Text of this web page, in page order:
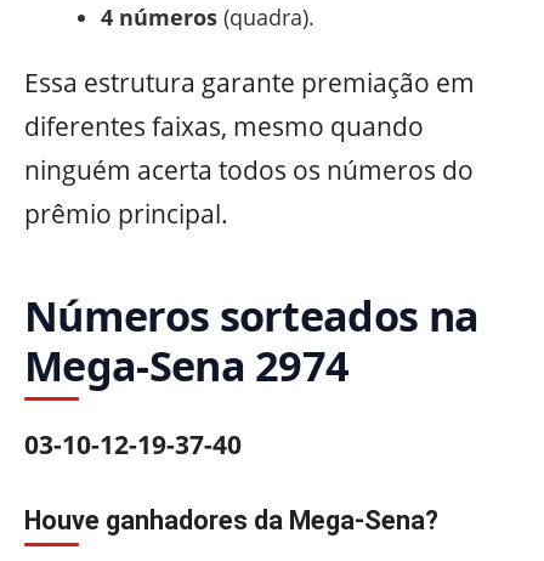
4 números(quadra).
Essa estrutura garante premiação em
diferentes faixas, mesmo quando
ninguém acerta todos os números do
prêmio principal.
Números sorteados na
Mega-Sena 2974
03-10-12-19-37-40
Houve ganhadores da Mega-Sena?